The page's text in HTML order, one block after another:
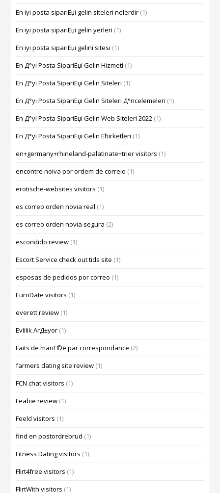
En iyi posta sipariЕџi gelin siteleri nelerdir (1)
En iyi posta sipariЕџi gelin yerleri (1)
En iyi posta sipariЕџi gelini sitesi (1)
En Д°yi Posta SipariЕџi Gelin Hizmeti (1)
En Д°yi Posta SipariЕџi Gelin Siteleri (1)
En Д°yi Posta SipariЕџi Gelin Siteleri Д°ncelemeleri (1)
En Д°yi Posta SipariЕџi Gelin Web Siteleri 2022 (1)
En Д°yi Posta SipariЕџi Gelin Ећirketleri (1)
en+germany+rhineland-palatinate+trier visitors (1)
encontre noiva por ordem de correio (1)
erotische-websites visitors (1)
es correo orden novia real (1)
es correo orden novia segura (2)
escondido review (1)
Escort Service check out tids site (1)
esposas de pedidos por correo (1)
EuroDate visitors (1)
everett review (1)
Evlilik ArД±yor (1)
Faits de mariГ©e par correspondance (2)
farmers dating site review (1)
FCN chat visitors (1)
Feabie review (1)
Feeld visitors (1)
find en postordrebrud (1)
Fitness Dating visitors (1)
Flirt4free visitors (1)
FlirtWith visitors (1)